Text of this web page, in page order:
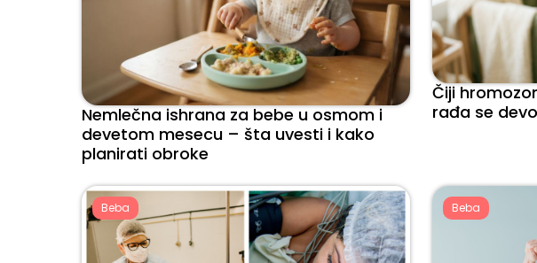
Nemlečna ishrana za bebe u osmom i
devetom mesecu – šta uvesti i kako
planirati obroke
Čiji
rađa se
Beba Beba